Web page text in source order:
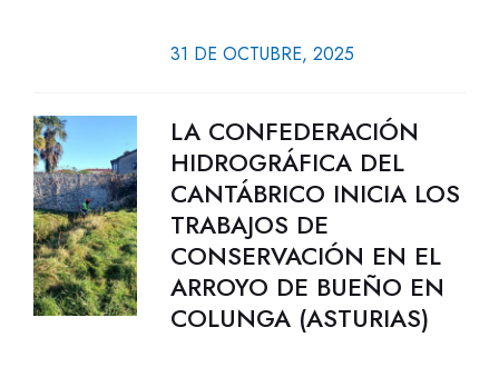
31 DE OCTUBRE, 2025
LA CONFEDERACIÓN
HIDROGRÁFICA DEL
CANTÁBRICO INICIA LOS
TRABAJOS DE
CONSERVACIÓN EN EL
ARROYO DE BUEÑO EN
COLUNGA (ASTURIAS)